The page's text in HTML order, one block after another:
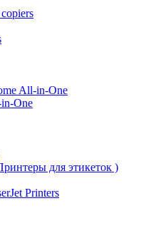
All-in-One
One
для этикеток )
Printers